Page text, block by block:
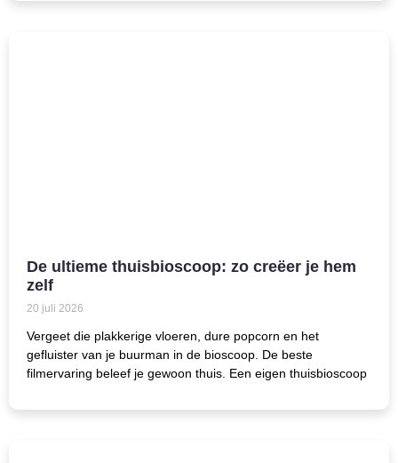
De ultieme thuisbioscoop: zo creëer je hem
zelf
20 juli 2026
Vergeet die plakkerige vloeren, dure popcorn en het
gefluister van je buurman in de bioscoop. De beste
filmervaring beleef je gewoon thuis. Een eigen thuisbioscoop